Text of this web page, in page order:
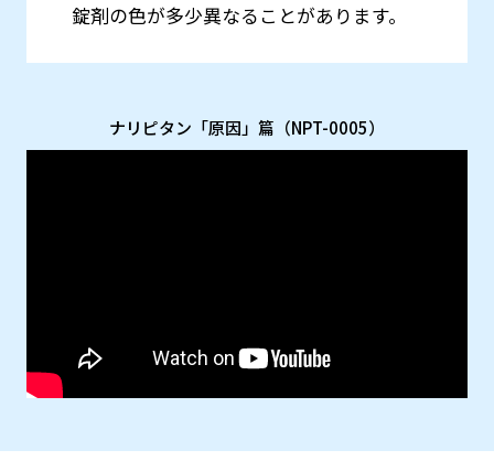
錠剤の色が多少異なることがあります。
ナリピタン「原因」篇（NPT-0005）